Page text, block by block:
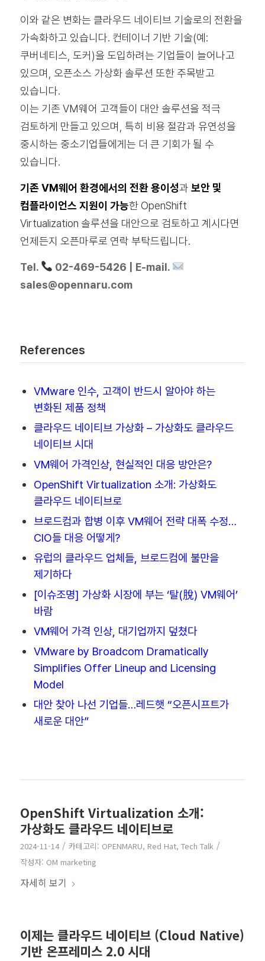
이와 같은 변화는 클라우드 네이티브 기술로의 전환을
가속화하고 있습니다. 컨테이너 기반 기술(예:
쿠버네티스, 도커)을 도입하려는 기업들이 늘어나고
있으며, 오픈소스 가상화 솔루션 또한 주목받고
있습니다.
이는 기존 VM웨어 고객들이 대안 솔루션을 적극
검토하게 만들고 있으며, 특히 비용 절감과 유연성을
중시하는 중소기업들에게는 더 큰 기회가 될 수
있습니다.
기존 VM웨어 환경에서의 전환 용이성과 보안 및
컴플라이언스 지원이 가능한 OpenShift
Virtualization 솔루션을 대안으로 검토하고 계시다면
언제든지 오픈마루로 연락 부탁드립니다.
Tel.
02-469-5426 | E-mail.
sales@opennaru.com
References
VMware 인수, 고객이 반드시 알아야 하는
변화된 제품 정책
클라우드 네이티브 가상화 – 가상화도 클라우드
네이티브 시대
VM웨어 가격인상, 현실적인 대응 방안은?
OpenShift Virtualization 소개: 가상화도
클라우드 네이티브로
브로드컴과 합병 이후 VM웨어 전략 대폭 수정…
CIO들 대응 어떻게?
유럽의 클라우드 업체들, 브로드컴에 불만을
제기하다
[이슈조명] 가상화 시장에 부는 ‘탈(脫) VM웨어’
바람
VM웨어 가격 인상, 대기업까지 덮쳤다
VMware by Broadcom Dramatically
Simplifies Offer Lineup and Licensing
Model
대안 찾아 나선 기업들…레드햇 “오픈시프트가
새로운 대안”
OpenShift Virtualization 소개:
가상화도 클라우드 네이티브로
2024-11-14 / 카테고리: OPENMARU, Red Hat, Tech Talk /
작성자: OM marketing
자세히 보기
이제는 클라우드 네이티브 (Cloud Native)
기반 온프레미스 2.0 시대